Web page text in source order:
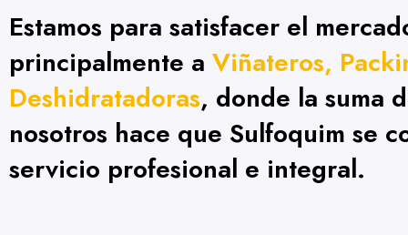
Estamos para satisfacer el
principalmente a Viñateros,
Deshidratadoras, donde la suma
nosotros hace que Sulfoquim se
servicio profesional e integral.